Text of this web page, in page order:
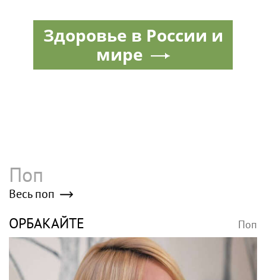
Здоровье в России и
мире
Поп
Весь поп
ОРБАКАЙТЕ Поп